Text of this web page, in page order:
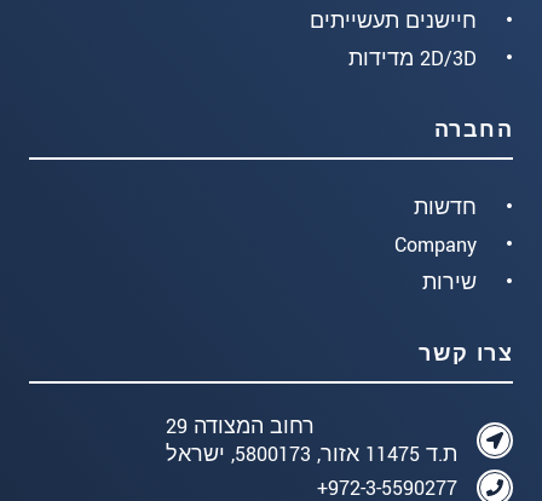
חיישנים תעשייתים
2D/3D מדידות
החברה
חדשות
Company
שירות
צרו קשר
רחוב המצודה 29
ת.ד 11475 אזור, 5800173, ישראל
972-3-5590277+